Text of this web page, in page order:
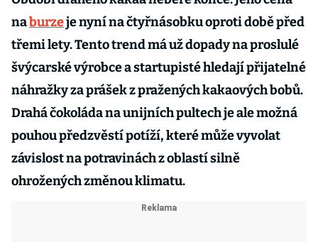
naburzeje nyní na čtyřnásobku oproti době před
třemi lety. Tento trend má už dopady na proslulé
švýcarské výrobce a startupisté hledají přijatelné
náhražky za prášek z pražených kakaových bobů.
Drahá čokoláda na unijních pultech je ale možná
pouhou předzvěstí potíží, které může vyvolat
závislost na potravinách z oblastí silně
ohrožených změnou klimatu.